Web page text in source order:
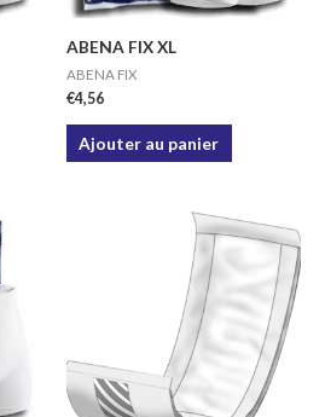
ABENA FIX XL
ABENA FIX
€4,56
Ajouter au panier